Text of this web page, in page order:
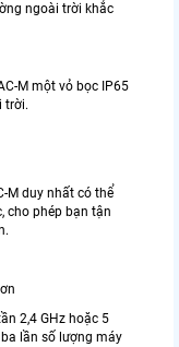
ngoài trời khắc
M một vỏ bọc IP65
trời.
M duy nhất có thể
cho phép bạn tận
2,4 GHz hoặc 5
lần số lượng máy